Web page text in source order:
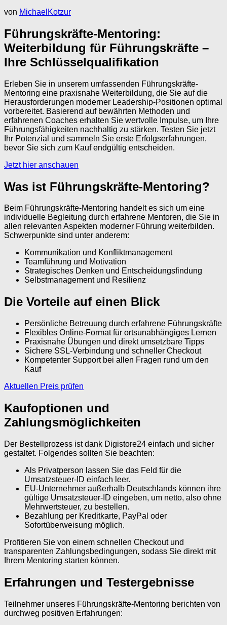
von MichaelKotzur
Führungskräfte-Mentoring:
Weiterbildung für Führungskräfte –
Ihre Schlüsselqualifikation
Erleben Sie in unserem umfassenden Führungskräfte-
Mentoring eine praxisnahe Weiterbildung, die Sie auf die
Herausforderungen moderner Leadership-Positionen optimal
vorbereitet. Basierend auf bewährten Methoden und
erfahrenen Coaches erhalten Sie wertvolle Impulse, um Ihre
Führungsfähigkeiten nachhaltig zu stärken. Testen Sie jetzt
Ihr Potenzial und sammeln Sie erste Erfolgserfahrungen,
bevor Sie sich zum Kauf endgültig entscheiden.
Jetzt hier anschauen
Was ist Führungskräfte-Mentoring?
Beim Führungskräfte-Mentoring handelt es sich um eine
individuelle Begleitung durch erfahrene Mentoren, die Sie in
allen relevanten Aspekten moderner Führung weiterbilden.
Schwerpunkte sind unter anderem:
Kommunikation und Konfliktmanagement
Teamführung und Motivation
Strategisches Denken und Entscheidungsfindung
Selbstmanagement und Resilienz
Die Vorteile auf einen Blick
Persönliche Betreuung durch erfahrene Führungskräfte
Flexibles Online-Format für ortsunabhängiges Lernen
Praxisnahe Übungen und direkt umsetzbare Tipps
Sichere SSL-Verbindung und schneller Checkout
Kompetenter Support bei allen Fragen rund um den
Kauf
Aktuellen Preis prüfen
Kaufoptionen und
Zahlungsmöglichkeiten
Der Bestellprozess ist dank Digistore24 einfach und sicher
gestaltet. Folgendes sollten Sie beachten:
Als Privatperson lassen Sie das Feld für die
Umsatzsteuer-ID einfach leer.
EU-Unternehmer außerhalb Deutschlands können ihre
gültige Umsatzsteuer-ID eingeben, um netto, also ohne
Mehrwertsteuer, zu bestellen.
Bezahlung per Kreditkarte, PayPal oder
Sofortüberweisung möglich.
Profitieren Sie von einem schnellen Checkout und
transparenten Zahlungsbedingungen, sodass Sie direkt mit
Ihrem Mentoring starten können.
Erfahrungen und Testergebnisse
Teilnehmer unseres Führungskräfte-Mentoring berichten von
durchweg positiven Erfahrungen: